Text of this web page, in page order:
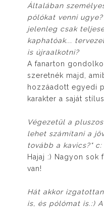
Általában
pólókat venni
jelenleg csak
kaphatóak...
is újraalkotni?
A fanarton
szeretnék majd,
hozzáadott egyedi
karakter a saját
Végezetül a
lehet számítani a
tovább a kavics?" c:
Hajaj :) Nagyon sok
van!
Hát akkor
is, és pólómat is.:)